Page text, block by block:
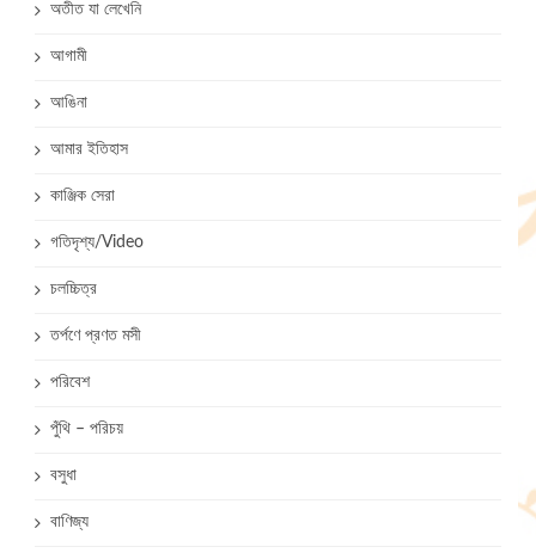
অতীত যা লেখেনি
আগামী
আঙিনা
আমার ইতিহাস
কাঞ্জিক সেরা
গতিদৃশ্য/Video
চলচ্চিত্র
তর্পণে প্রণত মসী
পরিবেশ
পুঁথি – পরিচয়
বসুধা
বাণিজ্য